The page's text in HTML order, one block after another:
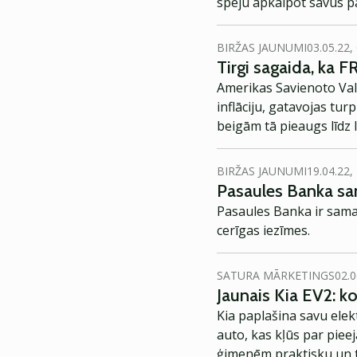
BIRŽAS JAUNUMI03.05.22,
Tirgi sagaida, ka
Amerikas Savienoto
inflāciju, gatavojas
beigām tā pieaugs
BIRŽAS JAUNUMI19.04.22,
Pasaules Banka
Pasaules Banka ir
cerīgas iezīmes.
SATURA MĀRKETINGS
Jaunais Kia EV2:
Kia paplašina savu
auto, kas kļūs par